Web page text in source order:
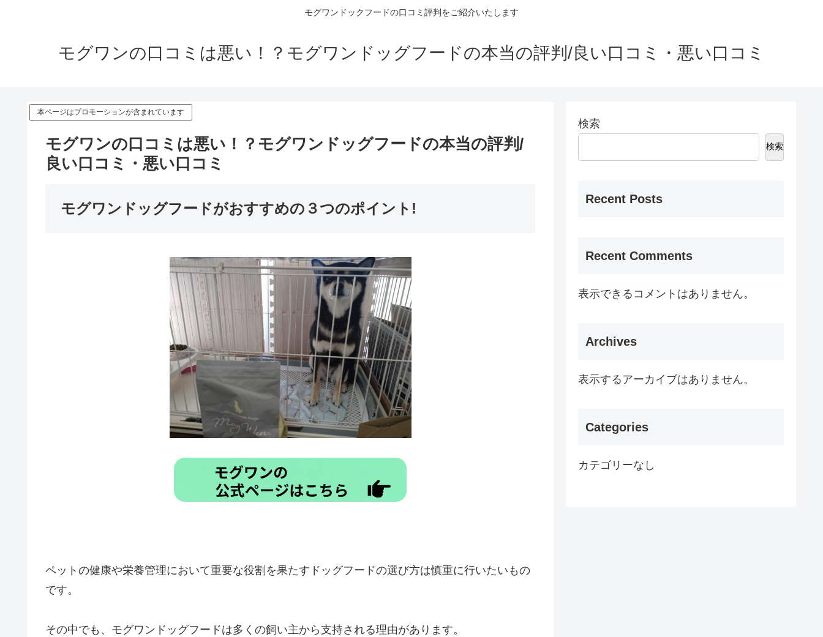
モグワンドックフードの口コミ評判をご紹介いたします
モグワンの口コミは悪い！？モグワンドッグフードの本当の評判/良い口コミ・悪い口コミ
本ページはプロモーションが含まれています
モグワンの口コミは悪い！？モグワンドッグフードの本当の評判/
良い口コミ・悪い口コミ
モグワンドッグフードがおすすめの３つのポイント!
ペットの健康や栄養管理において重要な役割を果たすドッグフードの選び方は慎重に行いたいもの
です。
その中でも、モグワンドッグフードは多くの飼い主から支持される理由があります。
検索
検索
Recent Posts
Recent Comments
表示できるコメントはありません。
Archives
表示するアーカイブはありません。
Categories
カテゴリーなし